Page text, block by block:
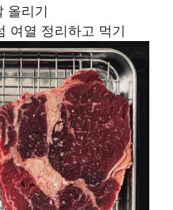
올리기
여열 정리하고 먹기